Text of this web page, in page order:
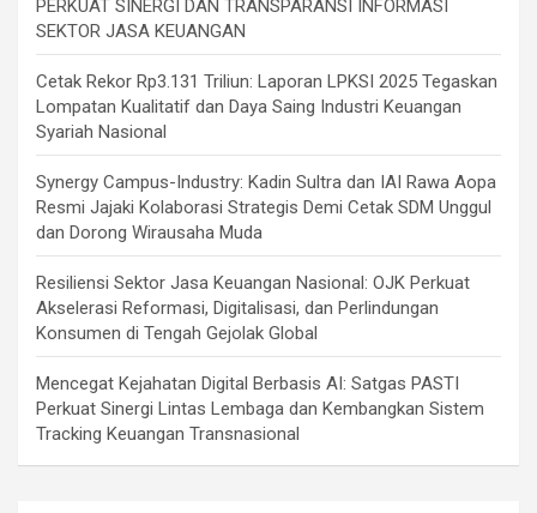
PERKUAT SINERGI DAN TRANSPARANSI INFORMASI
SEKTOR JASA KEUANGAN
Cetak Rekor Rp3.131 Triliun: Laporan LPKSI 2025 Tegaskan
Lompatan Kualitatif dan Daya Saing Industri Keuangan
Syariah Nasional
Synergy Campus-Industry: Kadin Sultra dan IAI Rawa Aopa
Resmi Jajaki Kolaborasi Strategis Demi Cetak SDM Unggul
dan Dorong Wirausaha Muda
Resiliensi Sektor Jasa Keuangan Nasional: OJK Perkuat
Akselerasi Reformasi, Digitalisasi, dan Perlindungan
Konsumen di Tengah Gejolak Global
Mencegat Kejahatan Digital Berbasis AI: Satgas PASTI
Perkuat Sinergi Lintas Lembaga dan Kembangkan Sistem
Tracking Keuangan Transnasional